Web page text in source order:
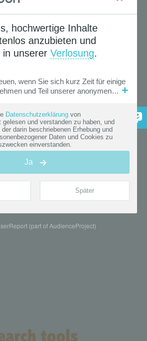
(part of AudienceProject)